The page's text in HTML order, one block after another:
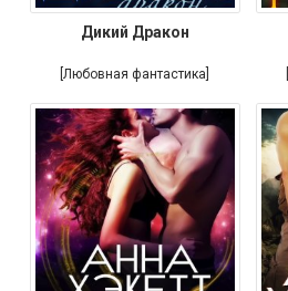
Дикий Дракон
[Любовная фантастика]